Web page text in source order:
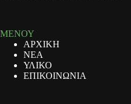
ΜΕΝΟΥ
ΑΡΧΙΚΗ
ΝΕΑ
ΥΛΙΚΟ
ΕΠΙΚΟΙΝΩΝΙΑ